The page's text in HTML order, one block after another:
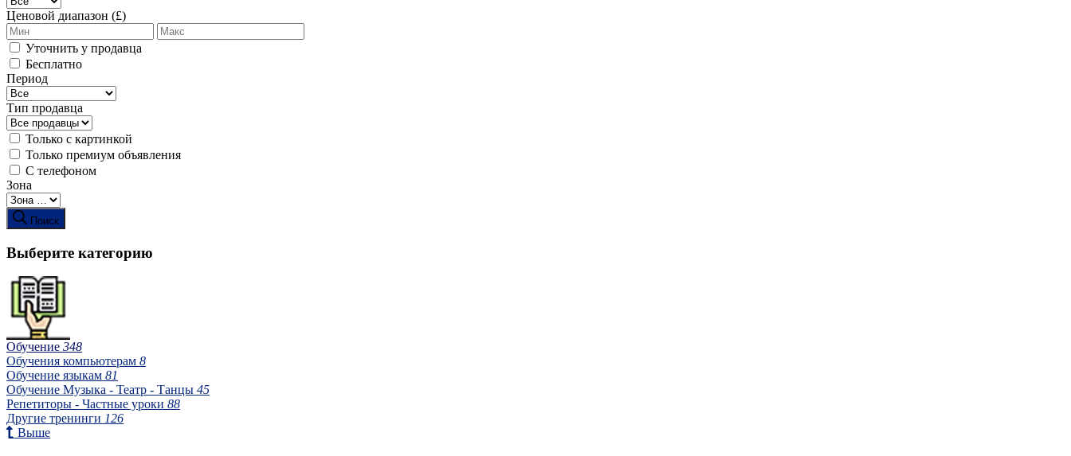
Ценовой диапазон (£)
Уточнить у продавца
Бесплатно
Период
Тип продавца
Только с картинкой
Только премиум объявления
С телефоном
Зона
Поиск
Выберите категорию
Обучение 348
Обучения компьютерам 8
Обучение языкам 81
Обучение Музыка - Театр - Танцы 45
Репетиторы - Частные уроки 88
Другие тренинги 126
Выше